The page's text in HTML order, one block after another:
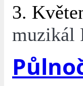
3.
muzikál